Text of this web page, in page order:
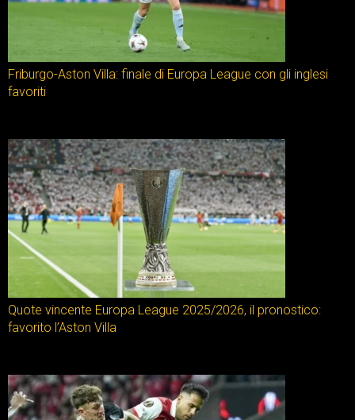
Friburgo-Aston Villa: finale di Europa League con gli inglesi
favoriti
Quote vincente Europa League 2025/2026, il pronostico:
favorito l’Aston Villa